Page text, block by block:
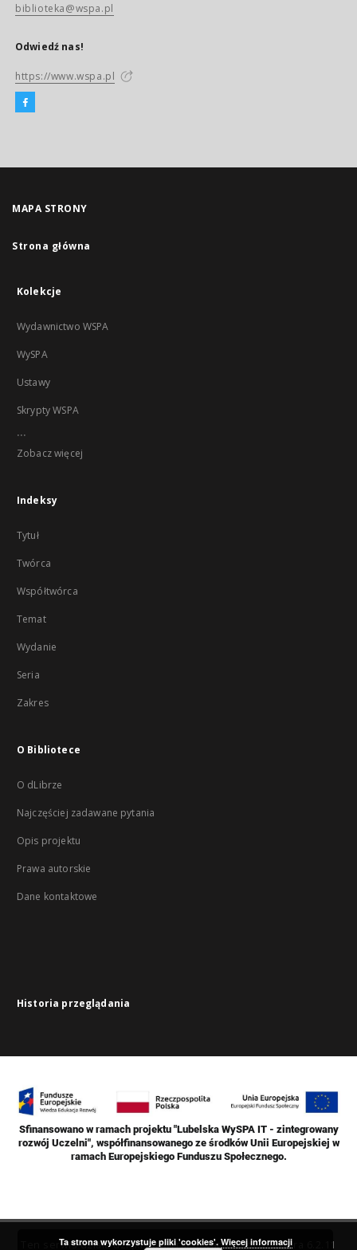
biblioteka@wspa.pl
Odwiedź nas!
https://www.wspa.pl
MAPA STRONY
Strona główna
Kolekcje
Wydawnictwo WSPA
WySPA
Ustawy
Skrypty WSPA
...
Zobacz więcej
Indeksy
Tytuł
Twórca
Współtwórca
Temat
Wydanie
Seria
Zakres
O Bibliotece
O dLibrze
Najczęściej zadawane pytania
Opis projektu
Prawa autorskie
Dane kontaktowe
Historia przeglądania
Sfinansowano w ramach projektu "Lubelska WySPA IT - zintegrowany
rozwój Uczelni", współfinansowanego ze środków Unii Europejskiej w
ramach Europejskiego Funduszu Społecznego.
Ten serwis działa dzięki oprogramowaniuDInGO dLibra 6.2.11
Ta strona wykorzystuje pliki 'cookies'. Więcej informacji